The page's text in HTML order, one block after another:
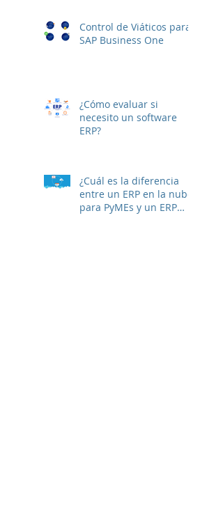
Control de Viáticos para
SAP Business One
¿Cómo evaluar si
necesito un software
ERP?
¿Cuál es la diferencia
entre un ERP en la nube
para PyMEs y un ERP